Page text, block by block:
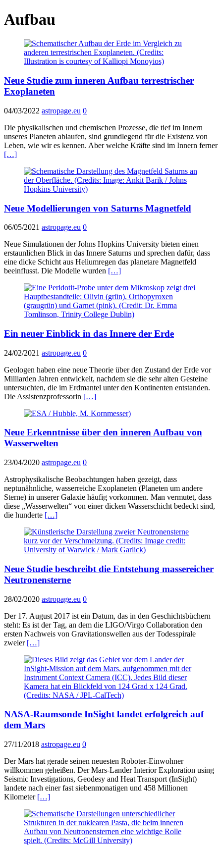
Aufbau
Neue Studie zum inneren Aufbau terrestrischer
Exoplaneten
04/03/2022 astropage.eu 0
Die physikalischen und chemischen Prozesse, die tief im Innern
unseres Planeten ablaufen, sind grundlegend für die Existenz von
Leben, wie wir es kennen. Aber welche Kräfte sind im Innern ferner
[…]
Neue Modellierungen von Saturns Magnetfeld
06/05/2021 astropage.eu 0
Neue Simulationen der Johns Hopkins University bieten einen
erstaunlichen Blick in das Innere Saturns und sprechen dafür, dass
eine dicke Schicht aus Heliumregen das planetare Magnetfeld
beeinflusst. Die Modelle wurden […]
Ein neuer Einblick in das Innere der Erde
24/02/2021 astropage.eu 0
Geologen haben eine neue Theorie über den Zustand der Erde vor
Milliarden Jahren entwickelt, nachdem sie die sehr alten Gesteine
untersuchten, die im Erdmantel unter den Kontinenten entstanden.
Die Assistenzprofessorin […]
Neue Erkenntnisse über den inneren Aufbau von
Wasserwelten
23/04/2020 astropage.eu 0
Astrophysikalische Beobachtungen haben gezeigt, dass
neptunähnliche, wasserreiche Exoplaneten (Planeten um andere
Sterne) in unserer Galaxie häufig vorkommen. Man vermutet, dass
diese „Wasserwelten“ von einer dicken Wasserschicht bedeckt sind,
die hunderte […]
Neue Studie beschreibt die Entstehung massereicher
Neutronensterne
28/02/2020 astropage.eu 0
Der 17. August 2017 ist ein Datum, das in den Geschichtsbüchern
steht: Es ist der Tag, an dem die LIGO/Virgo Collaboration den
ersten Nachweis von Gravitationswellen aus der Todesspirale
zweier […]
NASA-Raumsonde InSight landet erfolgreich auf
dem Mars
27/11/2018 astropage.eu 0
Der Mars hat gerade seinen neuesten Roboter-Einwohner
willkommen geheißen. Der Mars-Lander Interior Exploration using
Seismic Investigations, Geodesy and Heat Transport (InSight)
landete nach einer fast siebenmonatigen und 458 Millionen
Kilometer […]